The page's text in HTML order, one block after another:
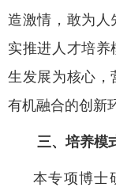
造激情，敢为人
实推进人才培养
生发展为核心，
有机融合的创新
三、培养模
本专项博士